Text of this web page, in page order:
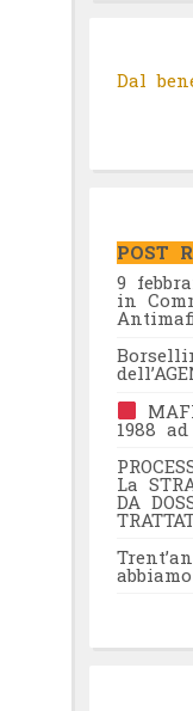
Dal
POST
9
in
1988
La
DA